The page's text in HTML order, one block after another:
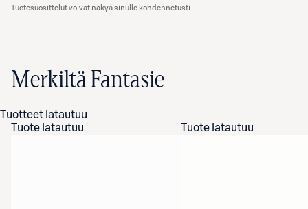
Tuotesuosittelut voivat näkyä sinulle kohdennetusti
Merkiltä Fantasie
Tuotteet latautuu
Tuote latautuu
Tuote latautuu